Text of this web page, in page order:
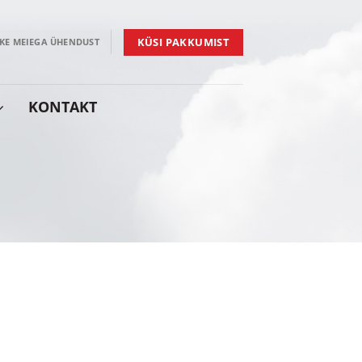
MEIEGA ÜHENDUST KÜSI PAKKUMIST
ALIG–
KONTAKT